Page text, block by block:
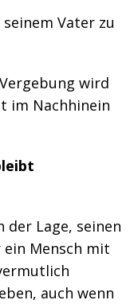
Vater zu
wird
im Nachhinein
Lage, seinen
ein Mensch mit
auch wenn